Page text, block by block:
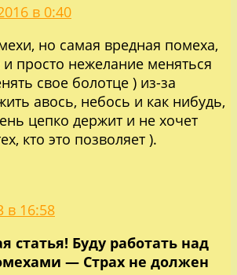
в 0:40
но самая вредная помеха,
просто нежелание меняться
свое болотце ) из-за
авось, небось и как нибудь,
цепко держит и не хочет
кто это позволяет ).
в 16:58
статья! Буду работать над
— Страх не должен